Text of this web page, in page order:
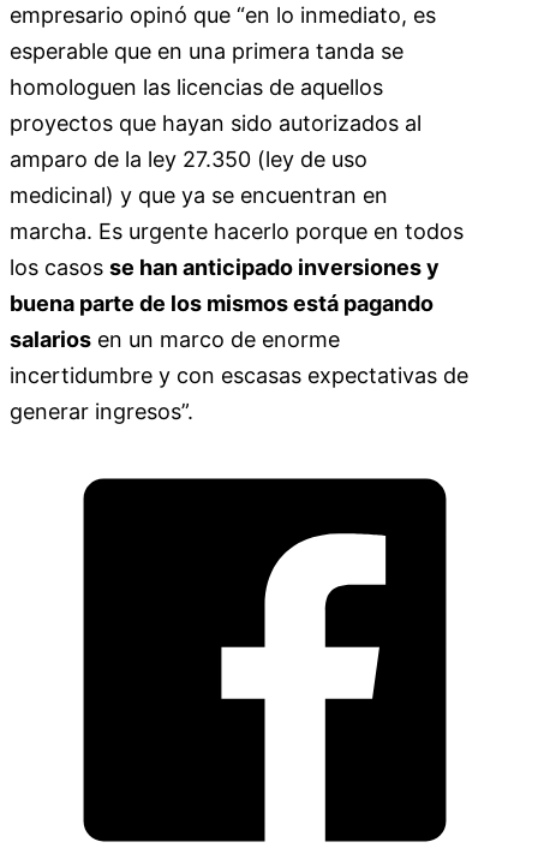
empresario opinó que “en lo inmediato, es
esperable que en una primera tanda se
homologuen las licencias de aquellos
proyectos que hayan sido autorizados al
amparo de la ley 27.350 (ley de uso
medicinal) y que ya se encuentran en
marcha. Es urgente hacerlo porque en todos
los casos se han anticipado inversiones y
buena parte de los mismos está pagando
salarios en un marco de enorme
incertidumbre y con escasas expectativas de
generar ingresos”.